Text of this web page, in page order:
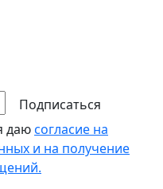
Подписаться
даюсогласие на
и на получение